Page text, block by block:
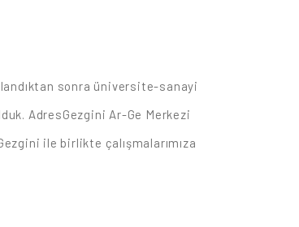
sonra üniversite-sanayi
AdresGezgini Ar-Ge Merkezi
ile birlikte çalışmalarımıza